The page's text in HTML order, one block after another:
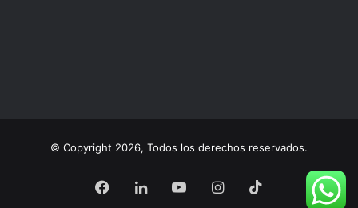
© Copyright 2026, Todos los derechos reservados.
Facebook
LinkedInYouTubeInstagram